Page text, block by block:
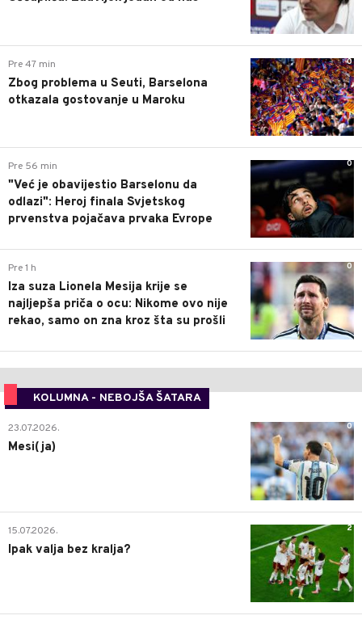
0
Pre 47 min
Zbog problema u Seuti, Barselona
otkazala gostovanje u Maroku
0
Pre 56 min
"Već je obavijestio Barselonu da
odlazi": Heroj finala Svjetskog
prvenstva pojačava prvaka Evrope
0
Pre 1 h
Iza suza Lionela Mesija krije se
najljepša priča o ocu: Nikome ovo nije
rekao, samo on zna kroz šta su prošli
KOLUMNA - NEBOJŠA ŠATARA
0
23.07.2026.
Mesi(ja)
2
15.07.2026.
Ipak valja bez kralja?